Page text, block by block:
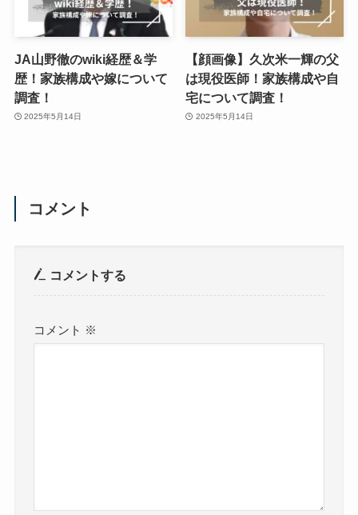
JA山野徹のwiki経歴＆学
歴！家族構成や嫁について
調査！
2025年5月14日
【顔画像】久次米一輝の父
は現役医師！家族構成や自
宅について調査！
2025年5月14日
コメント
コメントする
コメント ※